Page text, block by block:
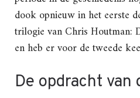
dook opnieuw in het eerste
trilogie van Chris Houtman:
en heb er voor de tweede
De opdracht van